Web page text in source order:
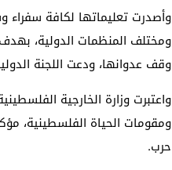
وأصدرت تعليماتها لكافة سفراء
ومختلف المنظمات الدولية،
وقف عدوانها، ودعت اللجنة
واعتبرت وزارة الخارجية
ومقومات الحياة الفلسطينية،
حرب.